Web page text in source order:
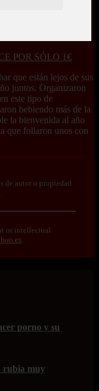
POR SÓLO 1€
que están lejos de sus
juntos. Organizaron
este tipo de
bebiendo más de la
la bienvenida al año
que follaron unos con
de autor o propiedad
or intellectual
porno y su
rubia muy